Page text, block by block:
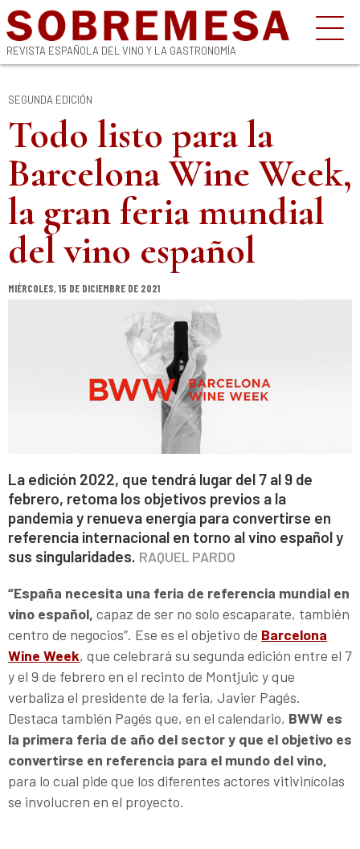
REVISTA ESPAÑOLA DEL VINO Y LA GASTRONOMÍA
SEGUNDA EDICIÓN
Todo listo para la
Barcelona Wine Week,
la gran feria mundial
del vino español
MIÉRCOLES, 15 DE DICIEMBRE DE 2021
La edición 2022, que tendrá lugar del 7 al 9 de
febrero, retoma los objetivos previos a la
pandemia y renueva energía para convertirse en
referencia internacional en torno al vino español y
sus singularidades. RAQUEL PARDO
“España necesita una feria de referencia mundial en
vino español, capaz de ser no solo escaparate, también
centro de negocios”. Ese es el objetivo de Barcelona
Wine Week, que celebrará su segunda edición entre el 7
y el 9 de febrero en el recinto de Montjuic y que
verbaliza el presidente de la feria, Javier Pagés.
Destaca también Pagés que, en el calendario, BWW es
la primera feria de año del sector y que el objetivo es
convertirse en referencia para el mundo del vino,
para lo cual pide que los diferentes actores vitivinícolas
se involucren en el proyecto.